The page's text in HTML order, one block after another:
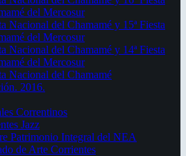
del Mercosur
Nacional del Chamamé y 15ª Fiesta
del Mercosur
Nacional del Chamamé y 14ª Fiesta
del Mercosur
Nacional del Chamamé
2016.
Correntinos
Jazz
Patrimonio Integral del NEA
de Arte Corrientes